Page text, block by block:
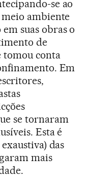
se ao
ambiente
suas obras o
de
tomou conta
Em
se tornaram
Esta é
das
mais